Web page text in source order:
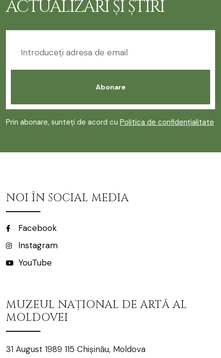
ACTUALIZĂRI ȘI ȘTIRI
Prin abonare, sunteți de acord cu Politica de confidențialitate
NOI ÎN SOCIAL MEDIA
Facebook
Instagram
YouTube
MUZEUL NAȚIONAL DE ARTĂ AL
MOLDOVEI
31 August 1989 115 Chișinău, Moldova